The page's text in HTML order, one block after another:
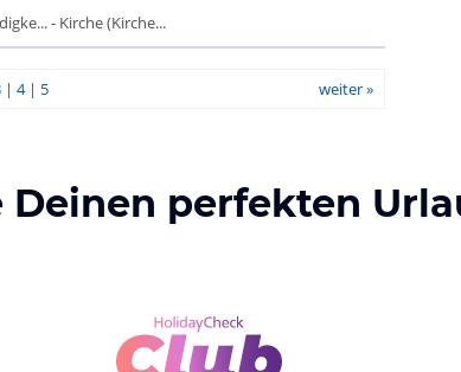
- Kirche (Kirche...
| 4| 5 weiter »
Deinen perfekten